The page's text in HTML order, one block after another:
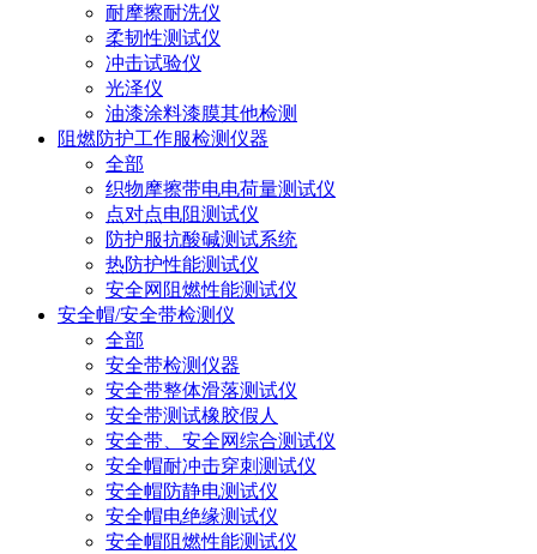
耐摩擦耐洗仪
柔韧性测试仪
冲击试验仪
光泽仪
油漆涂料漆膜其他检测
阻燃防护工作服检测仪器
全部
织物摩擦带电电荷量测试仪
点对点电阻测试仪
防护服抗酸碱测试系统
热防护性能测试仪
安全网阻燃性能测试仪
安全帽/安全带检测仪
全部
安全带检测仪器
安全带整体滑落测试仪
安全带测试橡胶假人
安全带、安全网综合测试仪
安全帽耐冲击穿刺测试仪
安全帽防静电测试仪
安全帽电绝缘测试仪
安全帽阻燃性能测试仪